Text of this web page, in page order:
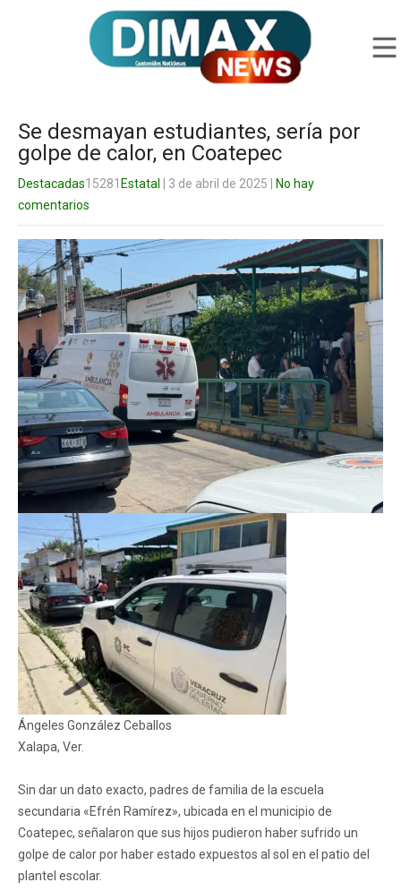
Se desmayan estudiantes, sería por
golpe de calor, en Coatepec
Destacadas15281 Estatal | 3 de abril de 2025
No hay
comentarios
Ángeles González Ceballos
Xalapa, Ver.
Sin dar un dato exacto, padres de familia de la escuela
secundaria «Efrén Ramírez», ubicada en el municipio de
Coatepec, señalaron que sus hijos pudieron haber sufrido un
golpe de calor por haber estado expuestos al sol en el patio del
plantel escolar.